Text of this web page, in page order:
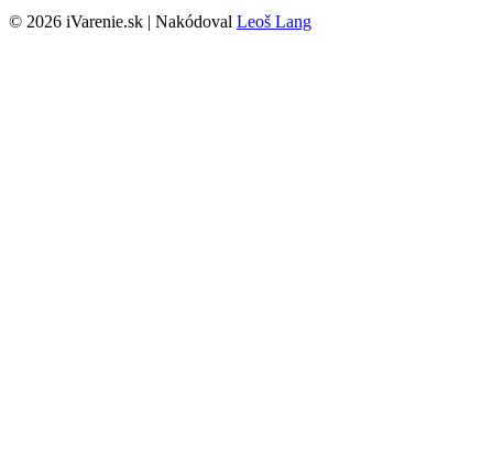
© 2026 iVarenie.sk | Nakódoval Leoš Lang